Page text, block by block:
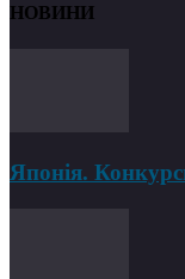
НОВИНИ
Японія.